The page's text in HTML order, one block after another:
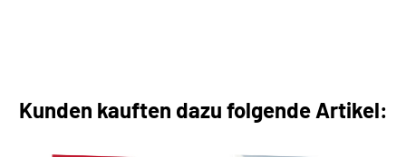
Kunden kauften dazu folgende Artikel: